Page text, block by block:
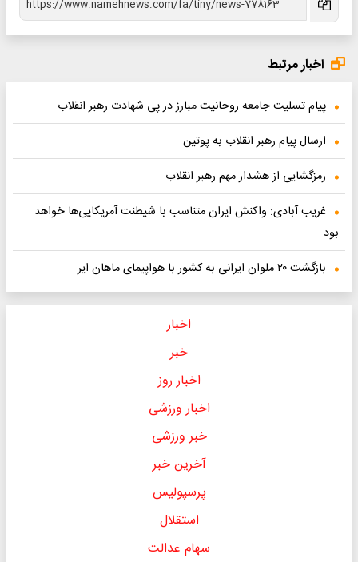
اخبار مرتبط
پیام تسلیت جامعه روحانیت مبارز در پی شهادت رهبر انقلاب
ارسال پیام رهبر انقلاب به پوتین
رمزگشایی از هشدار مهم رهبر انقلاب
غریب آبادی: واکنش ایران متناسب با شیطنت آمریکایی‌ها خواهد
بود
بازگشت ۲۰ ملوان ایرانی به کشور با هواپیمای ماهان ایر
اخبار
خبر
اخبار روز
اخبار ورزشی
خبر ورزشی
آخرین خبر
پرسپولیس
استقلال
سهام عدالت